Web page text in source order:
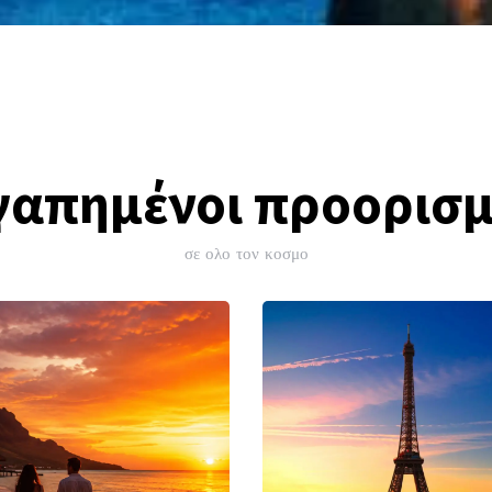
σε ολο τον κοσμο